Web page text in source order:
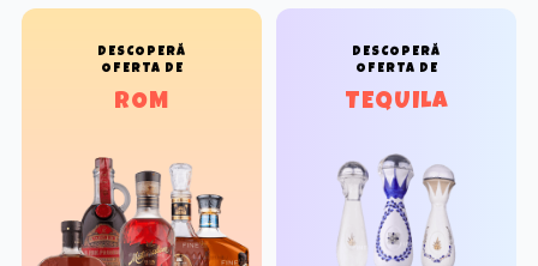
DESCOPERĂ
OFERTA DE
ROM
DESCOPERĂ
OFERTA DE
TEQUILA